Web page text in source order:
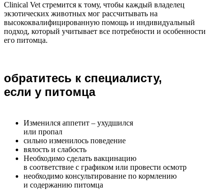
Clinical Vet стремится к тому, чтобы каждый владелец
экзотических животных мог рассчитывать на
высококвалифицированную помощь и индивидуальный
подход, который учитывает все потребности и особенности
его питомца.
обратитесь к специалисту,
если у питомца
Изменился аппетит – ухудшился
или пропал
сильно изменилось поведение
вялость и слабость
Необходимо сделать вакцинацию
в соответствие с графиком или провести осмотр
необходимо консультирование по кормлению
и содержанию питомца